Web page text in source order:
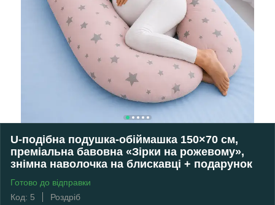
U-подібна подушка-обіймашка 150×70 см,
преміальна бавовна «Зірки на рожевому»,
знімна наволочка на блискавці + подарунок
Готово до відправки
Код: 5
Роздріб